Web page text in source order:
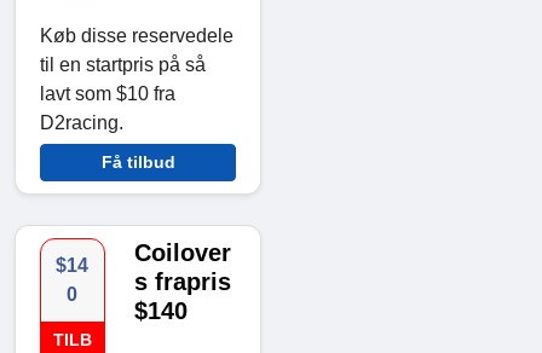
Køb disse reservedele
til en startpris på så
lavt som $10 fra
D2racing.
Få tilbud
$14
0
TILB
Coilover
s frapris
$140